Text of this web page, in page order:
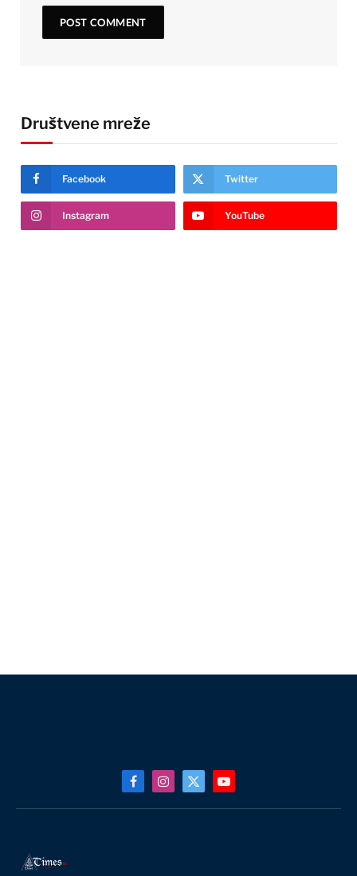
Društvene mreže
Facebook Twitter
Instagram YouTube
FacebookInstagram
X
(Twitter)
YouTube